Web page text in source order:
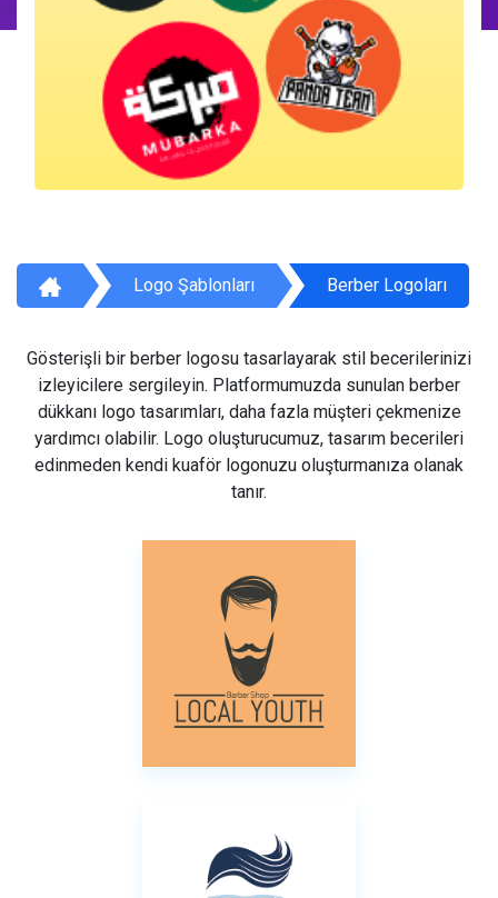
Logo Şablonları Berber Logoları
Gösterişli bir berber logosu tasarlayarak stil becerilerinizi
izleyicilere sergileyin. Platformumuzda sunulan berber
dükkanı logo tasarımları, daha fazla müşteri çekmenize
yardımcı olabilir. Logo oluşturucumuz, tasarım becerileri
edinmeden kendi kuaför logonuzu oluşturmanıza olanak
tanır.